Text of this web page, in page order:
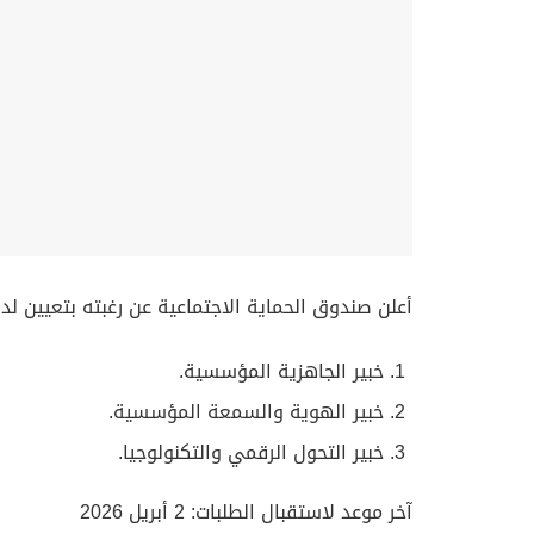
أعلن صندوق الحماية الاجتماعية عن رغبته بتعيين
خبير الجاهزية المؤسسية.
خبير الهوية والسمعة المؤسسية.
خبير التحول الرقمي والتكنولوجيا.
آخر موعد لاستقبال الطلبات: 2 أبريل 2026